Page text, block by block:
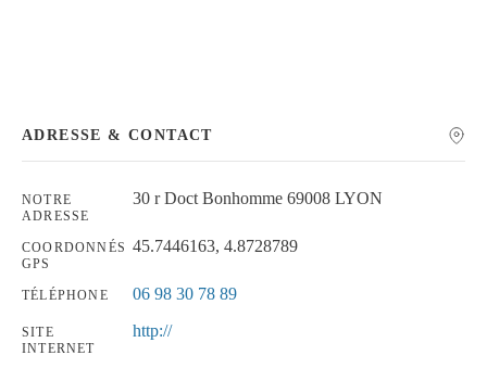
ADRESSE & CONTACT
NOTRE
ADRESSE
30 r Doct Bonhomme 69008 LYON
COORDONNÉS
GPS
45.7446163, 4.8728789
TÉLÉPHONE 06 98 30 78 89
SITE
INTERNET
http://